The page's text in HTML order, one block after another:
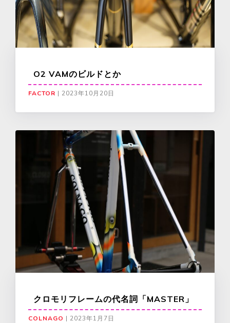
O2 VAMのビルドとか
FACTOR | 2023年10月20日
クロモリフレームの代名詞「MASTER」
COLNAGO | 2023年1月7日